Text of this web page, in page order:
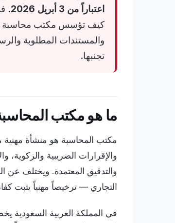
اعتباراً من 3 أبريل 2026.
كيف تؤسس مكتب محاسبة
والمستندات المطلوبة
تجنبها.
ما هو مكتب
مكتب المحاسبة هو منشأة مهنية
والإقرارات الضريبية
والتدقيق المعتمدة. ويختلف عن
التجاري — ترخيصاً مهنياً يثبت
في المملكة العربية السعودية